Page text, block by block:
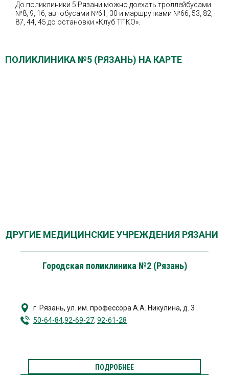
До поликлиники 5 Рязани можно доехать троллейбусами
№8, 9, 16, автобусами №61, 30 и маршрутками №66, 53, 82,
87, 44, 45 до остановки «Клуб ТПКО».
ПОЛИКЛИНИКА №5 (РЯЗАНЬ) НА КАРТЕ
ДРУГИЕ МЕДИЦИНСКИЕ УЧРЕЖДЕНИЯ РЯЗАНИ
Городская поликлиника №2 (Рязань)
г. Рязань, ул. им. профессора А.А. Никулина, д. 3
50-64-84,92-69-27, 92-61-28
ПОДРОБНЕЕ